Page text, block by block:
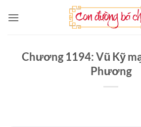
qua
Chương 1194: Vũ Kỹ
Phương